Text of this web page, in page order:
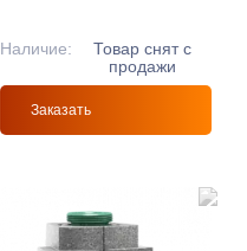
Наличие:
Товар снят с
продажи
Заказать